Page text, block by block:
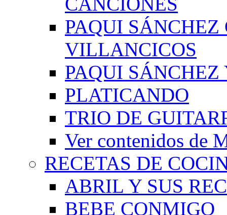
PAQUI
VILLANCICOS
PAQUI
PLATICANDO
TRIO DE
Ver contenidos de
RECETAS DE
ABRIL Y SUS
BEBE CONMIGO